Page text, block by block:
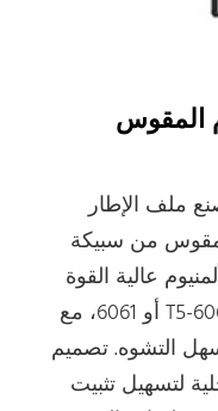
المقوس
ملف الإطار
من سبيكة
عالية القوة
6063-T5 أو 6061، مع
التشوه. تصميم
لتسهيل تثبيت